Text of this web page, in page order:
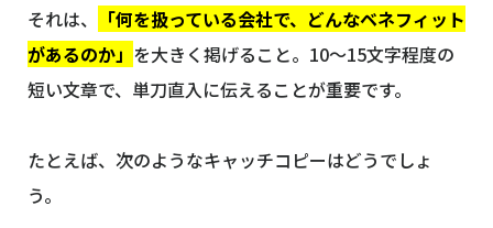
それは、
「何を扱っている会社で、どんなベネフィット
があるのか」 を大きく掲げること。10〜15文字程度の
短い文章で、単刀直入に伝えることが重要です。
たとえば、次のようなキャッチコピーはどうでしょ
う。